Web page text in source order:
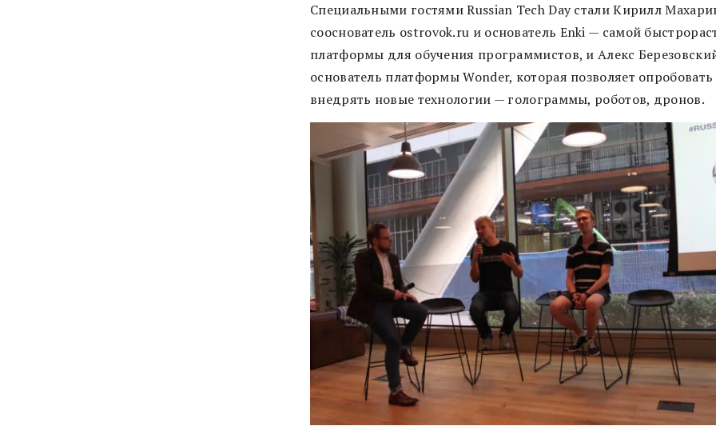
Специальными гостями Russian Tech Day стали Кирилл
сооснователь ostrovok.ru и основатель Enki — самой
платформы для обучения программистов, и Алекс
основатель платформы Wonder, которая позволяет
внедрять новые технологии — голограммы, роботов, дронов.